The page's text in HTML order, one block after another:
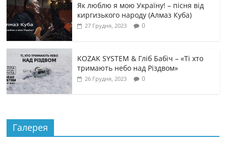
Як люблю я мою Україну! – пісня від
киргизького народу (Алмаз Куба)
27 Грудня, 2023 0
KOZAK SYSTEM & Гліб Бабіч – «Ті хто
тримають небо над Різдвом»
26 Грудня, 2023 0
Галерея